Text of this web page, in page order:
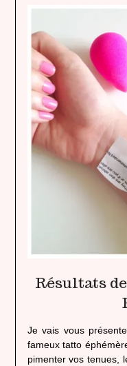
Résultats
Je vais vous
fameux tatto
pimenter vos tenues,